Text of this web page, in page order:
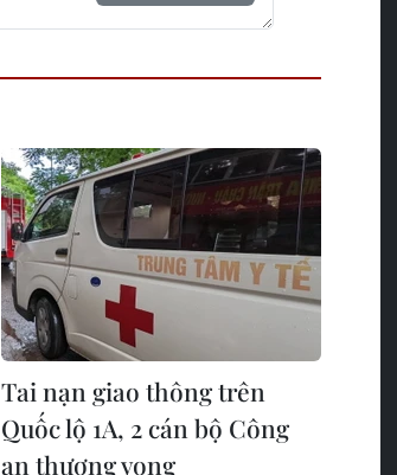
Tai nạn giao thông trên
Quốc lộ 1A, 2 cán bộ Công
an thương vong